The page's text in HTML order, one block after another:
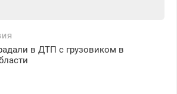
в ДТП с грузовиком в